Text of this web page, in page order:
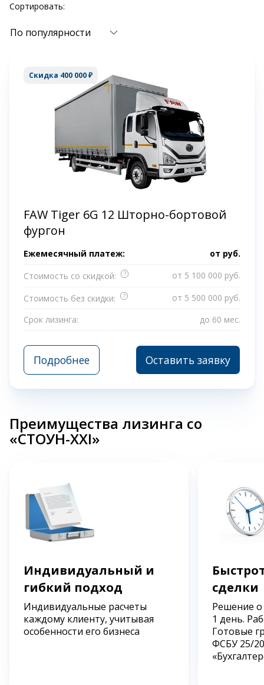
Сортировать:
По популярности
Скидка 400 000 ₽
FAW Tiger 6G 12 Шторно-бортовой
фургон
Ежемесячный платеж: от руб.
Стоимость со скидкой:
? от 5 100 000 руб.
Стоимость без скидки: ?
от 5 500 000 руб.
Срок лизинга:
до 60 мес.
Подробнее Оставить заявку
Преимущества лизинга со
«СТОУН-XXI»
Индивидуальный и
гибкий подход
Индивидуальные расчеты
каждому клиенту, учитывая
особенности его бизнеса
сделки
Решение
1 день.
Готовые
ФСБУ 25/